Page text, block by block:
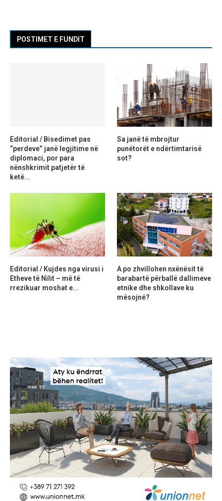
POSTIMET E FUNDIT
Editorial / Bisedimet pas
“perdeve” janë legjitime në
diplomaci, por para
nënshkrimit patjetër të
ketë...
Sa janë të mbrojtur
punëtorët e ndërtimtarisë
sot?
Editorial / Kujdes nga virusi i
Etheve të Nilit – më të
rrezikuar moshat e...
A po zhvillohen nxënësit të
barabartë përballë dallimeve
etnike dhe shkollave ku
mësojnë?